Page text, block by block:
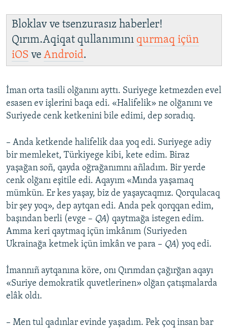
Bloklav ve tsenzurasız haberler!
Qırım.Aqiqat qullanımını qurmaq içün
iOS ve Android.
İman orta tasili olğanını ayttı. Suriyege ketmezden evel
esasen ev işlerini baqa edi. «Halifelik» ne olğanını ve
Suriyede cenk ketkenini bile edimi, dep soradıq.
– Anda ketkende halifelik daa yoq edi. Suriyege adiy
bir memleket, Türkiyege kibi, kete edim. Biraz
yaşağan soñ, qayda oğrağanımnı añladım. Bir yerde
cenk olğanı eşitile edi. Aqayım «Mında yaşamaq
mümkün. Er kes yaşay, biz de yaşaycaqmız. Qorqulacaq
bir şey yoq», dep aytqan edi. Anda pek qorqqan edim,
başından berli (evge – QA) qaytmağa istegen edim.
Amma keri qaytmaq içün imkânım (Suriyeden
Ukrainağa ketmek içün imkân ve para – QA) yoq edi.
İmannıñ aytqanına köre, onı Qırımdan çağırğan aqayı
«Suriye demokratik quvetlerinen» olğan çatışmalarda
elâk oldı.
– Men tul qadınlar evinde yaşadım. Pek çoq insan bar